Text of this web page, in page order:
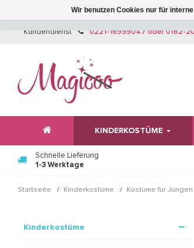
Kundendienst 0221-16999047 oder 0162-
KINDERKOSTÜME
Schnelle Lieferung
1-3 Werktage
Startseite / Kinderkostüme / Kostüme für Jungen
Kinderkostüme
Wir benutzen Cookies nur für